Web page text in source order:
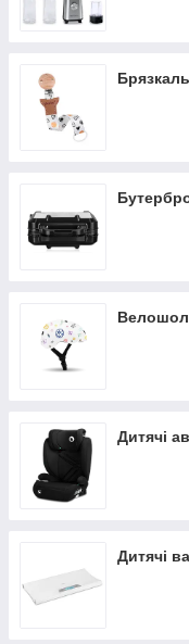
Дитячі
Дитячі